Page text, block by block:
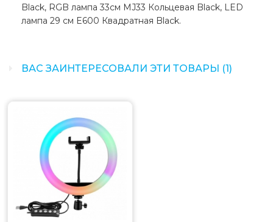
Black, RGB лампа 33см MJ33 Кольцевая Black, LED
лампа 29 см E600 Квадратная Black.
ВАС ЗАИНТЕРЕСОВАЛИ ЭТИ ТОВАРЫ (1)